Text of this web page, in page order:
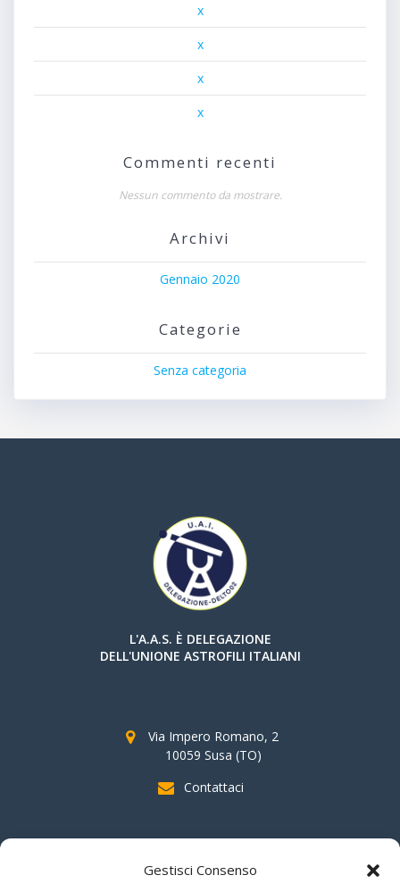
Gestisci Consenso
x
x
x
x
Commenti recenti
Nessun commento da mostrare.
Archivi
Gennaio 2020
Categorie
Senza categoria
L'A.A.S. È DELEGAZIONE
DELL'UNIONE ASTROFILI ITALIANI
Via Impero Romano, 2
10059 Susa (TO)
Contattaci
SOSTIENI AAS